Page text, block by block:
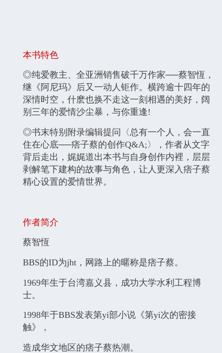
本书特色
◎纯爱教主、全亚洲销售破千万作家──蔡智恆，
继《阿尼玛》后又一动人钜作。横跨逾十四年的
深情时空，什麽也换不走这一刻相遇的美好，阔
别三年的爱情沙尘暴，与你重逢!
◎书末特别附录编辑提问〈总有一个人，会一直
住在心底──痞子蔡的创作Q&A;〉，作者从文字
背后走出，娓娓道出本书与自身创作内裡，层层
剥解笔下建构的故事与角色，让人更深入痞子蔡
精心设置的爱情世界。
作者简介
蔡智恆
BBS的ID为jht，网路上的暱称是痞子蔡。
1969年生于台湾嘉义县，成功大学水利工程博
士。
1998年于BBS发表第yi部小说《第yi次的密接
触》，
造成华文地区的痞子蔡热潮。